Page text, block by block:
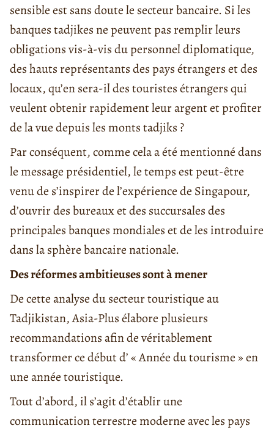
sensible est sans doute le secteur bancaire. Si les
banques tadjikes ne peuvent pas remplir leurs
obligations vis-à-vis du personnel diplomatique,
des hauts représentants des pays étrangers et des
locaux, qu’en sera-il des touristes étrangers qui
veulent obtenir rapidement leur argent et profiter
de la vue depuis les monts tadjiks ?
Par conséquent, comme cela a été mentionné dans
le message présidentiel, le temps est peut-être
venu de s’inspirer de l’expérience de Singapour,
d’ouvrir des bureaux et des succursales des
principales banques mondiales et de les introduire
dans la sphère bancaire nationale.
Des réformes ambitieuses sont à mener
De cette analyse du secteur touristique au
Tadjikistan, Asia-Plus élabore plusieurs
recommandations afin de véritablement
transformer ce début d’ « Année du tourisme » en
une année touristique.
Tout d’abord, il s’agit d’établir une
communication terrestre moderne avec les pays